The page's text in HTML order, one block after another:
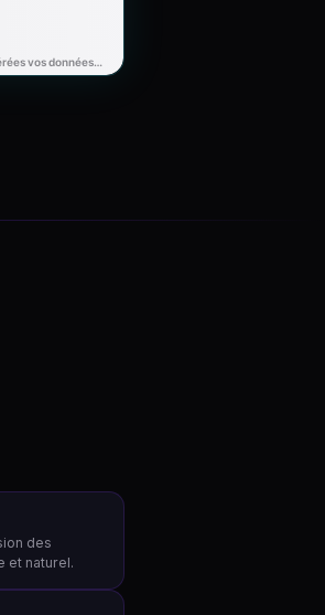
des
et naturel.